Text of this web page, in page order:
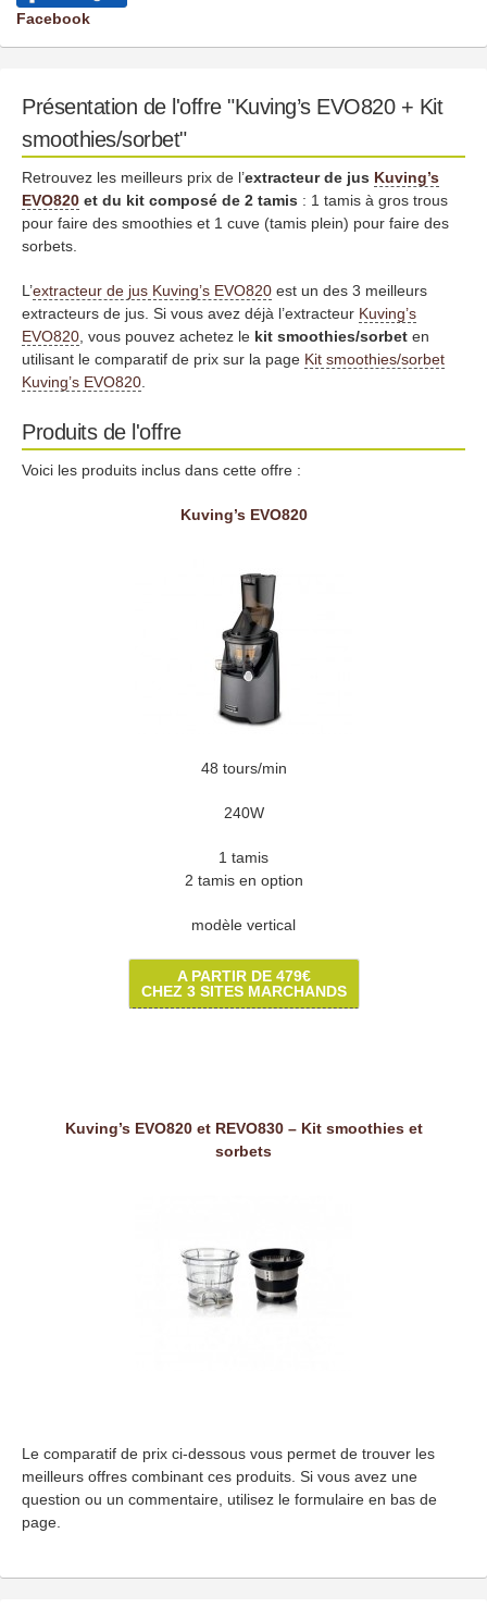
Facebook
Présentation de l'offre "Kuving’s EVO820 + Kit
smoothies/sorbet"
Retrouvez les meilleurs prix de l’extracteur de jus Kuving’s
EVO820 et du kit composé de 2 tamis : 1 tamis à gros trous
pour faire des smoothies et 1 cuve (tamis plein) pour faire des
sorbets.
L’extracteur de jus Kuving’s EVO820 est un des 3 meilleurs
extracteurs de jus. Si vous avez déjà l’extracteur Kuving’s
EVO820 , vous pouvez achetez le kit smoothies/sorbet en
utilisant le comparatif de prix sur la page Kit smoothies/sorbet
Kuving’s EVO820
Produits de l'offre
Voici les produits inclus dans cette offre :
Kuving’s EVO820
48 tours/min
240W
1 tamis
2 tamis en option
modèle vertical
A PARTIR DE 479€
CHEZ 3 SITES MARCHANDS
Kuving’s EVO820 et REVO830 – Kit smoothies et
sorbets
Le comparatif de prix ci-dessous vous permet de trouver les
meilleurs offres combinant ces produits. Si vous avez une
question ou un commentaire, utilisez le formulaire en bas de
page.